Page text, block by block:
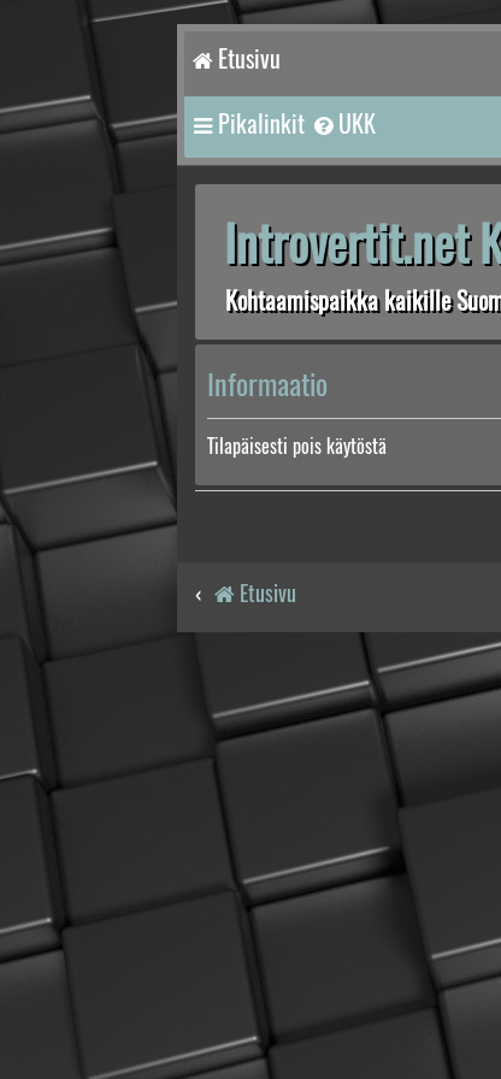
Etusivu
Pikalinkit UKK
Introvertit.net
Kohtaamispaikka kaikille
Informaatio
Tilapäisesti pois käytöstä
Etusivu